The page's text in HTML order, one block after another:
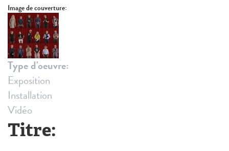
Image de couverture:
Type d'oeuvre:
Exposition
Installation
Vidéo
Titre: